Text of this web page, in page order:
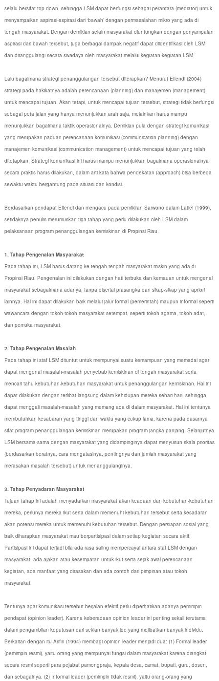
selalu bersifat top-down, sehingga LSM dapat berfungsi sebagai perantara (mediator) untuk
menyampaikan aspirasi-aspirasi dari ‘bawah’ dengan permasalahan mikro yang ada di
tengah masyarakat. Dengan demikian selain masyarakat diuntungkan dengan penyampaian
aspirasi dari bawah tersebut, juga berbagai dampak negatif dapat diidentifikasi oleh LSM
dan ditanggulangi secara swadaya oleh masyarakat melalui kegiatan-kegiatan LSM.
Lalu bagaimana strategi penanggulangan tersebut diterapkan? Menurut Effendi (2004)
strategi pada hakikatnya adalah perencanaan (planning) dan manajemen (management)
untuk mencapai tujuan. Akan tetapi, untuk mencapai tujuan tersebut, strategi tidak berfungsi
sebagai peta jalan yang hanya menunjukkan arah saja, melainkan harus mampu
menunjukkan bagaimana taktik operasionalnya. Demikian pula dengan strategi komunikasi
yang merupakan paduan perencanaan komunikasi (communication planning) dengan
manajemen komunikasi (communication management) untuk mencapai tujuan yang telah
ditetapkan. Strategi komunikasi ini harus mampu menunjukkan bagaimana operasionalnya
secara praktis harus dilakukan, dalam arti kata bahwa pendekatan (approach) bisa berbeda
sewaktu-waktu bergantung pada situasi dan kondisi.
Berdasarkan pendapat Effendi dan mengacu pada pemikiran Sarwono dalam Latief (1999),
setidaknya penulis merumuskan tiga tahap yang perlu dilakukan oleh LSM dalam
pelaksanaan program penanggulangan kemiskinan di Propinsi Riau.
1. Tahap Pengenalan Masyarakat
Pada tahap ini, LSM harus datang ke tengah-tengah masyarakat miskin yang ada di
Propinsi Riau. Pengenalan ini dilakukan dengan hati terbuka dan kemauan untuk mengenal
masyarakat sebagaimana adanya, tanpa disertai prasangka dan sikap-sikap yang apriori
lainnya. Hal ini dapat dilakukan baik melalui jalur formal (pemerintah) maupun informal seperti
wawancara dengan tokoh-tokoh masyarakat setempat, seperti tokoh agama, tokoh adat,
dan pemuka masyarakat.
2. Tahap Pengenalan Masalah
Pada tahap ini staf LSM dituntut untuk mempunyai suatu kemampuan yang memadai agar
dapat mengenal masalah-masalah penyebab kemiskinan di tengah masyarakat serta
mencari tahu kebutuhan-kebutuhan masyarakat untuk penanggulangan kemiskinan. Hal ini
dapat dilakukan dengan terlibat langsung dalam kehidupan mereka sehari-hari, sehingga
dapat menggali masalah-masalah yang memang ada di dalam masyarakat. Hal ini tentunya
membutuhkan kesabaran yang tinggi dan waktu yang cukup lama, karena pada dasarnya
sifat program penanggulangan kemiskinan merupakan program jangka panjang. Selanjutnya
LSM bersama-sama dengan masyarakat yang didampinginya dapat menyusun skala prioritas
(berdasarkan beratnya, cara mengatasinya, pentingnya dan jumlah masyarakat yang
merasakan masalah tersebut) untuk menanggulanginya.
3. Tahap Penyadaran Masyarakat
Tujuan tahap ini adalah menyadarkan masyarakat akan keadaan dan kebutuhan-kebutuhan
mereka, perlunya mereka ikut serta dalam memenuhi kebutuhan tersebut serta kesadaran
akan potensi mereka untuk memenuhi kebutuhan tersebut. Dengan persiapan sosial yang
baik diharapkan masyarakat mau berpartisipasi dalam setiap kegiatan secara aktif.
Partisipasi ini dapat terjadi bila ada rasa saling mempercayai antara staf LSM dengan
masyarakat, ada ajakan atau kesempatan untuk ikut serta sejak awal perencanaan
kegiatan, ada manfaat yang dirasakan dan ada contoh dari pimpinan atau tokoh
masyarakat.
Tentunya agar komunikasi tersebut berjalan efektif perlu diperhatikan adanya pemimpin
pendapat (opinion leader). Karena keberadaan opinion leader ini penting sekali terutama
dalam pengambilan keputusan dari sekian banyak ide yang melibatkan banyak individu.
Berkaitan dengan itu Arifin (1994) membagi opinion leader menjadi dua: (1) Formal leader
(pemimpin resmi), yaitu orang yang mempunyai fungsi dalam masyarakat karena diangkat
secara resmi seperti para pejabat pamongpraja, kepala desa, camat, bupati, guru, dosen,
dan sebagainya. (2) Informal leader (pemimpin tidak resmi), yaitu orang-orang yang